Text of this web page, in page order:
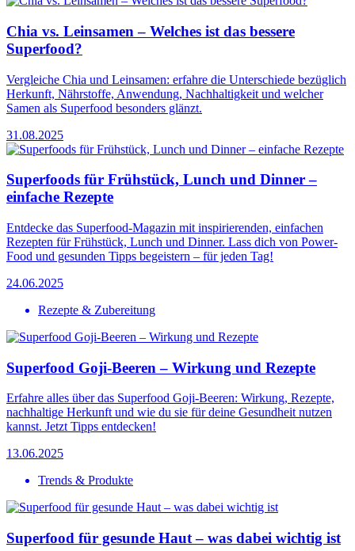
Chia vs. Leinsamen – Welches ist das bessere
Superfood?
Vergleiche Chia und Leinsamen: erfahre die Unterschiede bezüglich
Herkunft, Nährstoffe, Anwendung, Nachhaltigkeit und welcher
Samen als Superfood besonders glänzt.
31.08.2025
Superfoods für Frühstück, Lunch und Dinner –
einfache Rezepte
Entdecke das Superfood-Magazin mit inspirierenden, einfachen
Rezepten für Frühstück, Lunch und Dinner. Lass dich von Power-
Food und gesunden Tipps begeistern – für jeden Tag!
24.06.2025
Rezepte & Zubereitung
Superfood Goji-Beeren – Wirkung und Rezepte
Erfahre alles über das Superfood Goji-Beeren: Wirkung, Rezepte,
nachhaltige Herkunft und wie du sie für deine Gesundheit nutzen
kannst. Jetzt Tipps entdecken!
13.06.2025
Trends & Produkte
Superfood für gesunde Haut – was dabei wichtig ist